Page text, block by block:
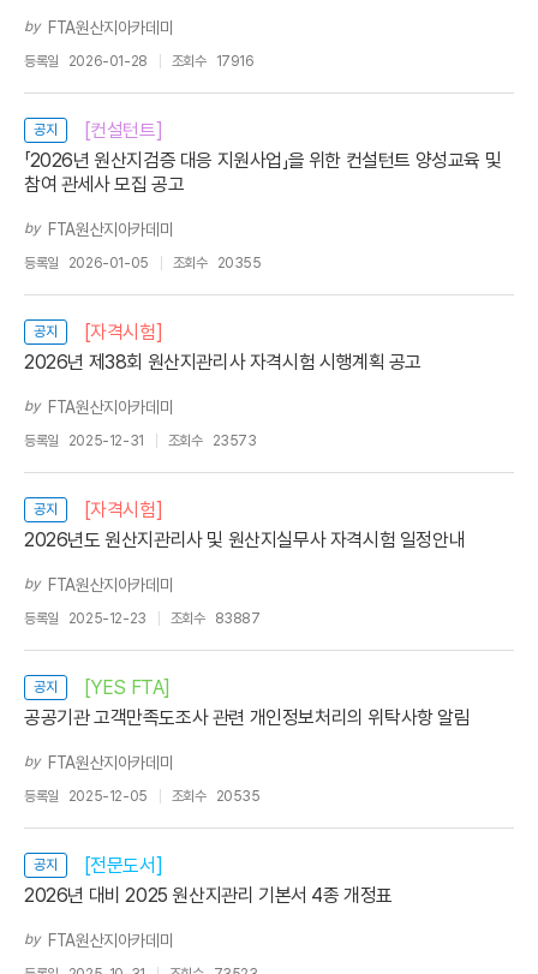
by FTA원산지아카데미
등록일 2026-01-28 조회수 17916
공지
[컨설턴트]
「2026년 원산지검증 대응 지원사업」을 위한 컨설턴트 양성교육 및
참여 관세사 모집 공고
by FTA원산지아카데미
등록일 2026-01-05 조회수 20355
공지
[자격시험]
2026년 제38회 원산지관리사 자격시험 시행계획 공고
by FTA원산지아카데미
등록일 2025-12-31 조회수 23573
공지
[자격시험]
2026년도 원산지관리사 및 원산지실무사 자격시험 일정안내
by FTA원산지아카데미
등록일 2025-12-23 조회수 83887
공지
[YES FTA]
공공기관 고객만족도조사 관련 개인정보처리의 위탁사항 알림
by FTA원산지아카데미
등록일 2025-12-05 조회수 20535
공지
[전문도서]
2026년 대비 2025 원산지관리 기본서 4종 개정표
by FTA원산지아카데미